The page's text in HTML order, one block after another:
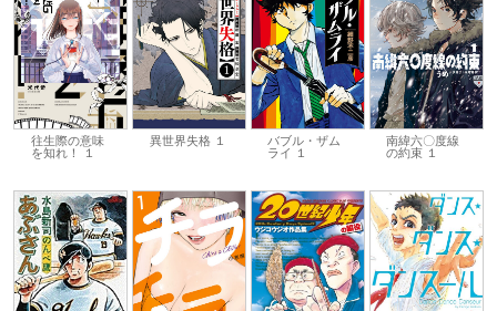
往生際の意味
を知れ！ １
異世界失格 １
バブル・ザム
ライ １
南緯六〇度線
の約束 １